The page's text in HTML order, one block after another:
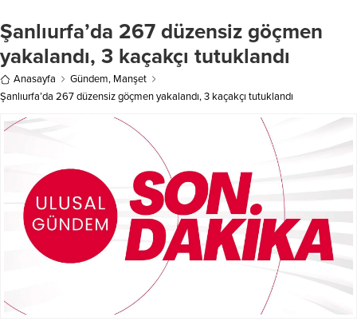
ya da kısa dönem ikamet belgesi
başvurularında bulunan yabancı
uyruklu kişilerin verdikleri
belgelerin sahte olduğundan
şüphelenmesi üzerine...
DenizTemiz Derneği (TURMEPA)
Şanlıurfa’da 267 düzensiz göçmen
yakalandı, 3 kaçakçı tutuklandı
Anasayfa Gündem, Manşet
Şanlıurfa’da 267 düzensiz göçmen yakalandı, 3 kaçakçı tutuklandı